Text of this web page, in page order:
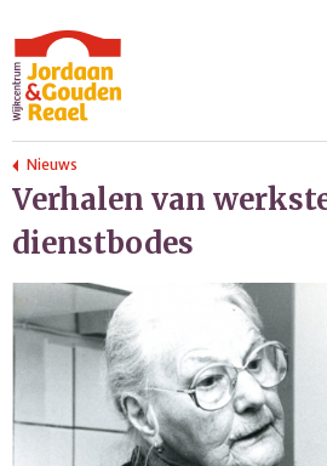
Nieuws
Verhalen van
dienstbodes